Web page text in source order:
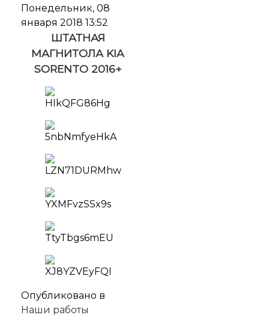
Понедельник, 08
января 2018 13:52
ШТАТНАЯ
МАГНИТОЛА KIA
SORENTO 2016+
Опубликовано в
Наши работы